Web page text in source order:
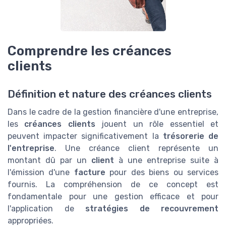
Comprendre les créances
clients
Définition et nature des créances clients
Dans le cadre de la gestion financière d'une entreprise,
les créances clients jouent un rôle essentiel et
peuvent impacter significativement la trésorerie de
l'entreprise. Une créance client représente un
montant dû par un client à une entreprise suite à
l'émission d'une facture pour des biens ou services
fournis. La compréhension de ce concept est
fondamentale pour une gestion efficace et pour
l'application de stratégies de recouvrement
appropriées.